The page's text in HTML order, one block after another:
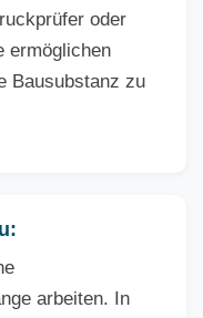
oder
ermöglichen
Bausubstanz zu
arbeiten. In